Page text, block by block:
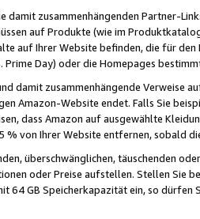
damit zusammenhängenden Partner-
auf Produkte (wie im
auf Ihrer Website befinden, die für
Prime Day) oder die Homepages
damit zusammenhängende
Amazon-Website endet. Falls Sie
dass Amazon auf ausgewählte
% von Ihrer Website entfernen, sobald
überschwänglichen, täuschenden
oder Preise aufstellen. Stellen Sie
64 GB Speicherkapazität ein, so dürfen